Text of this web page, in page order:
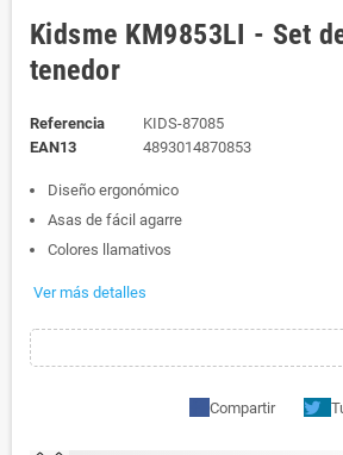
Kidsme KM9853LI - Set
tenedor
Referencia
KIDS-87085
EAN13
4893014870853
Diseño ergonómico
Asas de fácil agarre
Colores llamativos
Ver más detalles
Compartir